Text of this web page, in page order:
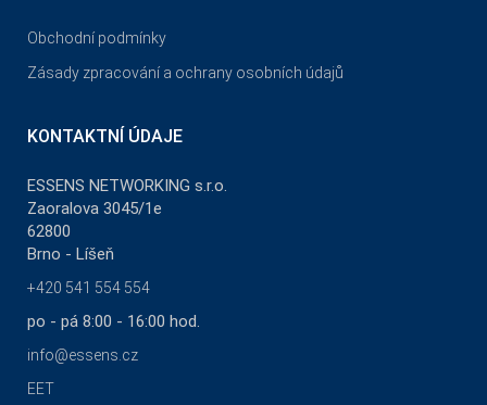
Obchodní podmínky
Zásady zpracování a ochrany osobních údajů
KONTAKTNÍ ÚDAJE
ESSENS NETWORKING s.r.o.
Zaoralova 3045/1e
62800
Brno - Líšeň
+420 541 554 554
po - pá 8:00 - 16:00 hod.
info@essens.cz
EET